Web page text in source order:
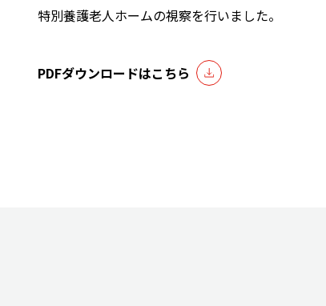
特別養護老人ホームの視察を行いました。
PDFダウンロードはこちら